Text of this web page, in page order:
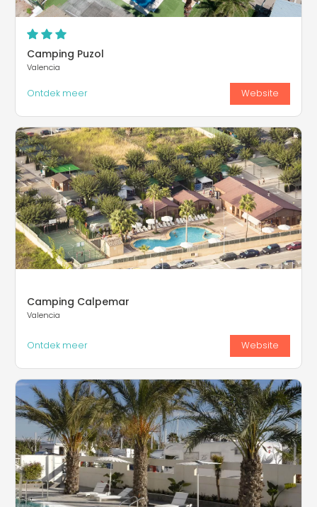
Camping Puzol
Valencia
Ontdek meer Website
Camping Calpemar
Valencia
Ontdek meer Website